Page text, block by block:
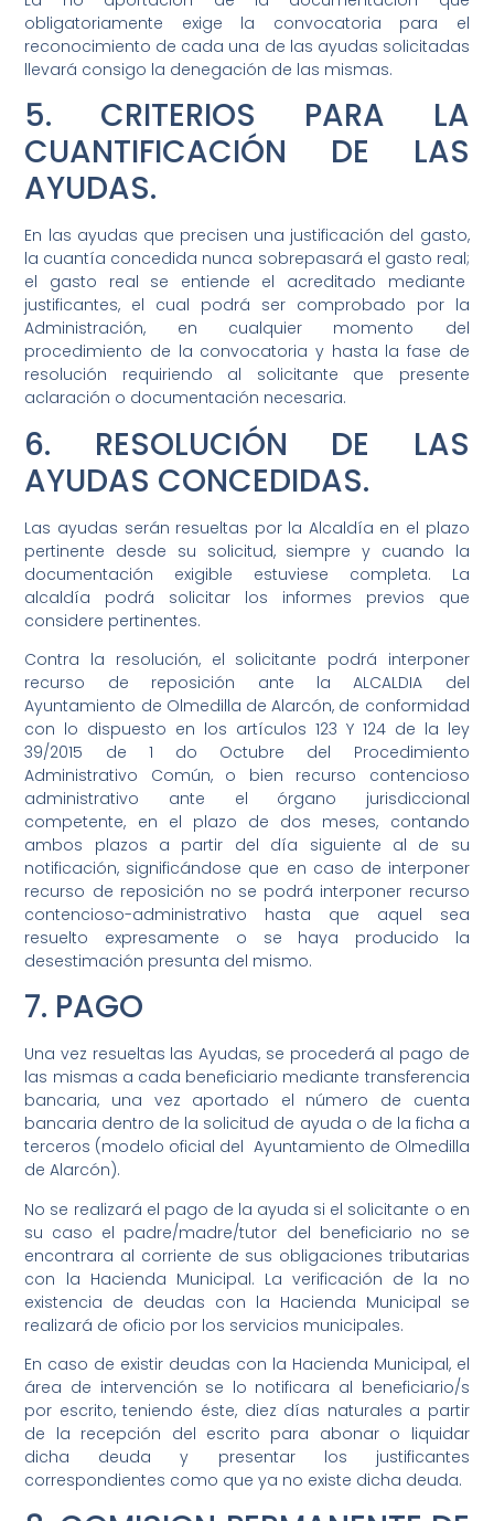
obligatoriamente exige la convocatoria para el
reconocimiento de cada una de las ayudas solicitadas
llevará consigo la denegación de las mismas.
5. CRITERIOS PARA LA
CUANTIFICACIÓN DE LAS
AYUDAS.
En las ayudas que precisen una justificación del gasto,
la cuantía concedida nunca sobrepasará el gasto real;
el gasto real se entiende el acreditado mediante
justificantes, el cual podrá ser comprobado por la
Administración, en cualquier momento del
procedimiento de la convocatoria y hasta la fase de
resolución requiriendo al solicitante que presente
aclaración o documentación necesaria.
6. RESOLUCIÓN DE LAS
AYUDAS CONCEDIDAS.
Las ayudas serán resueltas por la Alcaldía en el plazo
pertinente desde su solicitud, siempre y cuando la
documentación exigible estuviese completa. La
alcaldía podrá solicitar los informes previos que
considere pertinentes.
Contra la resolución, el solicitante podrá interponer
recurso de reposición ante la ALCALDIA del
Ayuntamiento de Olmedilla de Alarcón, de conformidad
con lo dispuesto en los artículos 123 Y 124 de la ley
39/2015 de 1 do Octubre del Procedimiento
Administrativo Común, o bien recurso contencioso
administrativo ante el órgano jurisdiccional
competente, en el plazo de dos meses, contando
ambos plazos a partir del día siguiente al de su
notificación, significándose que en caso de interponer
recurso de reposición no se podrá interponer recurso
contencioso-administrativo hasta que aquel sea
resuelto expresamente o se haya producido la
desestimación presunta del mismo.
7. PAGO
Una vez resueltas las Ayudas, se procederá al pago de
las mismas a cada beneficiario mediante transferencia
bancaria, una vez aportado el número de cuenta
bancaria dentro de la solicitud de ayuda o de la ficha a
terceros (modelo oficial del Ayuntamiento de Olmedilla
de Alarcón).
No se realizará el pago de la ayuda si el solicitante o en
su caso el padre/madre/tutor del beneficiario no se
encontrara al corriente de sus obligaciones tributarias
con la Hacienda Municipal. La verificación de la no
existencia de deudas con la Hacienda Municipal se
realizará de oficio por los servicios municipales.
En caso de existir deudas con la Hacienda Municipal, el
área de intervención se lo notificara al beneficiario/s
por escrito, teniendo éste, diez días naturales a partir
de la recepción del escrito para abonar o liquidar
dicha deuda y presentar los justificantes
correspondientes como que ya no existe dicha deuda.